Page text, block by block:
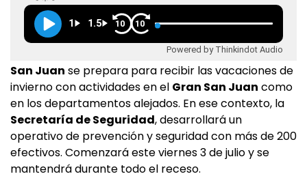
1 1.5 10 10
Powered by Thinkindot Audio
San Juan se prepara para recibir las vacaciones de
invierno con actividades en el Gran San Juan como
en los departamentos alejados. En ese contexto, la
Secretaría de Seguridad, desarrollará un
operativo de prevención y seguridad con más de 200
efectivos. Comenzará este viernes 3 de julio y se
mantendrá durante todo el receso.